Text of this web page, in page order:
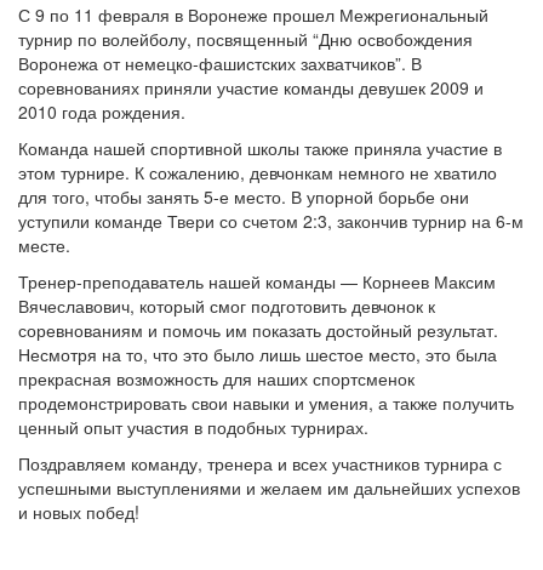
С 9 по 11 февраля в Воронеже прошел Межрегиональный
турнир по волейболу, посвященный “Дню освобождения
Воронежа от немецко-фашистских захватчиков”. В
соревнованиях приняли участие команды девушек 2009 и
2010 года рождения.
Команда нашей спортивной школы также приняла участие в
этом турнире. К сожалению, девчонкам немного не хватило
для того, чтобы занять 5-е место. В упорной борьбе они
уступили команде Твери со счетом 2:3, закончив турнир на 6-м
месте.
Тренер-преподаватель нашей команды — Корнеев Максим
Вячеславович, который смог подготовить девчонок к
соревнованиям и помочь им показать достойный результат.
Несмотря на то, что это было лишь шестое место, это была
прекрасная возможность для наших спортсменок
продемонстрировать свои навыки и умения, а также получить
ценный опыт участия в подобных турнирах.
Поздравляем команду, тренера и всех участников турнира с
успешными выступлениями и желаем им дальнейших успехов
и новых побед!